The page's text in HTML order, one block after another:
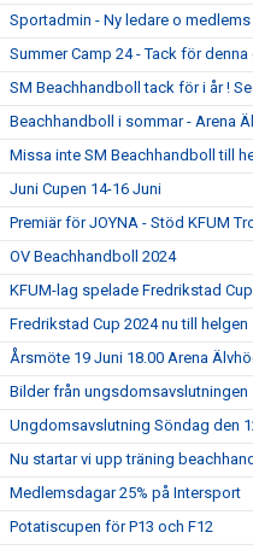
Sportadmin - Ny ledare o
Summer Camp 24 - Tack för denna
SM Beachhandboll tack för i år !
Beachhandboll i sommar - Arena
Missa inte SM Beachhandboll till
Juni Cupen 14-16 Juni
Premiär för JOYNA - Stöd KFUM
OV Beachhandboll 2024
KFUM-lag spelade Fredrikstad Cup
Fredrikstad Cup 2024 nu till helgen
Årsmöte 19 Juni 18.00 Arena
Bilder från ungsdomsavslutningen
Ungdomsavslutning Söndag den
Nu startar vi upp träning
Medlemsdagar 25% på Intersport
Potatiscupen för P13 och F12